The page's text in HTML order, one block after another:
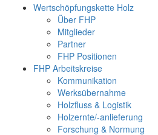
Wertschöpfungskette Holz
Über FHP
Mitglieder
Partner
FHP Positionen
FHP Arbeitskreise
Kommunikation
Werksübernahme
Holzfluss & Logistik
Holzernte/-anlieferung
Forschung & Normung